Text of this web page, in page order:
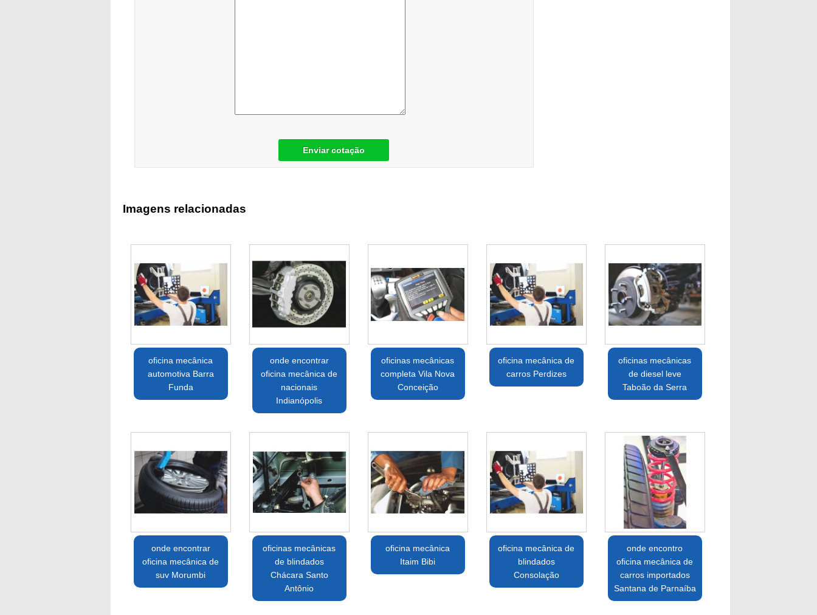
Enviar cotação
Imagens relacionadas
oficina mecânica
automotiva Barra
Funda
onde encontrar
oficina mecânica de
nacionais
Indianópolis
oficinas mecânicas
completa Vila Nova
Conceição
oficina mecânica de
carros Perdizes
oficinas mecânicas
de diesel leve
Taboão da Serra
onde encontrar
oficina mecânica de
suv Morumbi
oficinas mecânicas
de blindados
Chácara Santo
Antônio
oficina mecânica
Itaim Bibi
oficina mecânica de
blindados
Consolação
onde encontro
oficina mecânica de
carros importados
Santana de Parnaíba